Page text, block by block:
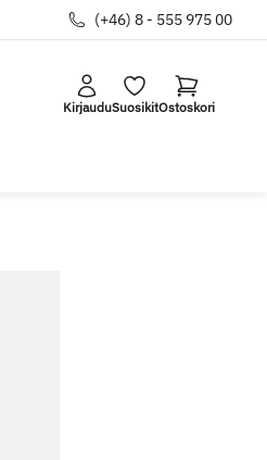
(+46) 8 - 555 975 00
KirjauduSuosikitOstoskori